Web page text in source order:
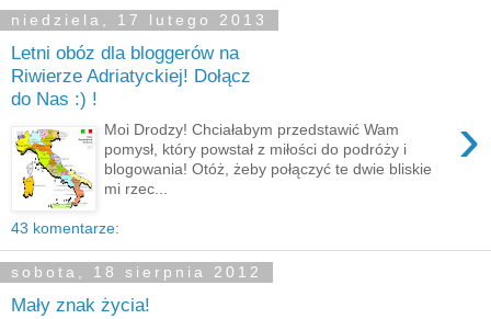
niedziela, 17 lutego 2013
Letni obóz dla bloggerów na
Riwierze Adriatyckiej! Dołącz
do Nas :) !
›
Moi Drodzy! Chciałabym przedstawić Wam
pomysł, który powstał z miłości do podróży i
blogowania! Otóż, żeby połączyć te dwie bliskie
mi rzec...
43 komentarze:
sobota, 18 sierpnia 2012
Mały znak życia!